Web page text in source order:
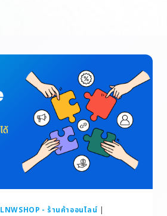
LNWSHOP - ร้านค้าออนไลน์ |